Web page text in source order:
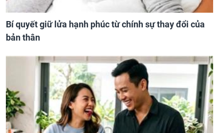
Bí quyết giữ lửa hạnh phúc từ chính sự thay đổi của
bản thân